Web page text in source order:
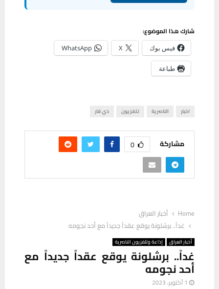
شارك هذا الموضوع:
فيس بوك X
WhatsApp
طباعة
اخبار الناصرية تلفزيون ذي قار
مشاركة 0
Home
أخبار العراق
غداً.. برشلونة يوقع عقداً جديداً مع أحد نجومه
أخبار العراق إذاعة وتلفزيون الناصرية
غداً.. برشلونة يوقع عقداً جديداً مع
أحد نجومه
1 أكتوبر، 2023